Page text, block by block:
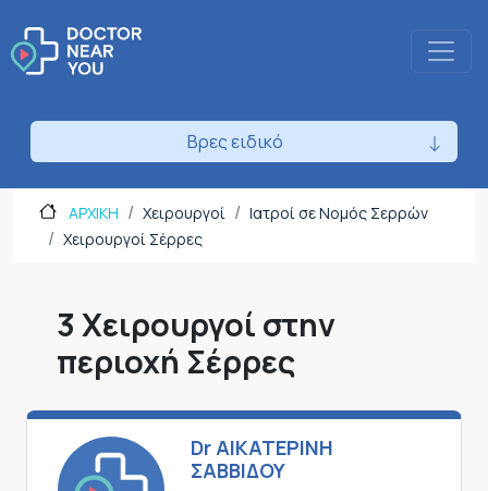
Βρες ειδικό
ΑΡΧΙΚΗ Χειρουργοί
Ιατροί σε Νομός Σερρών
Χειρουργοί Σέρρες
3 Χειρουργοί στην
περιοχή Σέρρες
Dr ΑΙΚΑΤΕΡΙΝΗ
ΣΑΒΒΙΔΟΥ